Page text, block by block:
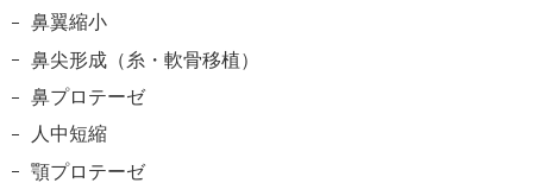
鼻翼縮小
鼻尖形成（糸・軟骨移植）
鼻プロテーゼ
人中短縮
顎プロテーゼ